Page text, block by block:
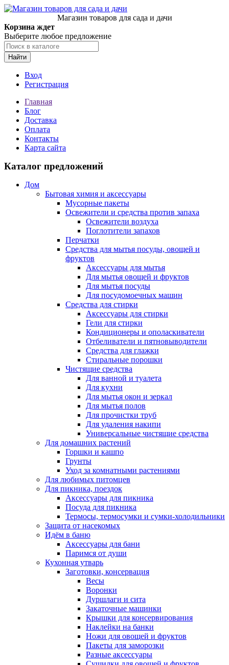
Магазин товаров для сада и дачи
Корзина ждет
Выберите любое предложение
Найти
Вход
Регистрация
Главная
Блог
Доставка
Оплата
Контакты
Карта сайта
Каталог предложений
Дом
Бытовая химия и аксессуары
Мусорные пакеты
Освежители и средства против запаха
Освежители воздуха
Поглотители запахов
Перчатки
Средства для мытья посуды, овощей и
фруктов
Аксессуары для мытья
Для мытья овощей и фруктов
Для мытья посуды
Для посудомоечных машин
Средства для стирки
Аксессуары для стирки
Гели для стирки
Кондиционеры и ополаскиватели
Отбеливатели и пятновыводители
Средства для глажки
Стиральные порошки
Чистящие средства
Для ванной и туалета
Для кухни
Для мытья окон и зеркал
Для мытья полов
Для прочистки труб
Для удаления накипи
Универсальные чистящие средства
Для домашних растений
Горшки и кашпо
Грунты
Уход за комнатными растениями
Для любимых питомцев
Для пикника, поездок
Аксессуары для пикника
Посуда для пикника
Термосы, термосумки и сумки-холодильники
Защита от насекомых
Идём в баню
Аксессуары для бани
Паримся от души
Кухонная утварь
Заготовки, консервация
Весы
Воронки
Дуршлаги и сита
Закаточные машинки
Крышки для консервирования
Наклейки на банки
Ножи для овощей и фруктов
Пакеты для заморозки
Разные аксессуары